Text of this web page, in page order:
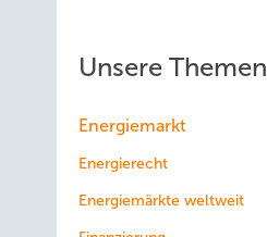
Unsere Themen
Energiemarkt
Energierecht
Energiemärkte weltweit